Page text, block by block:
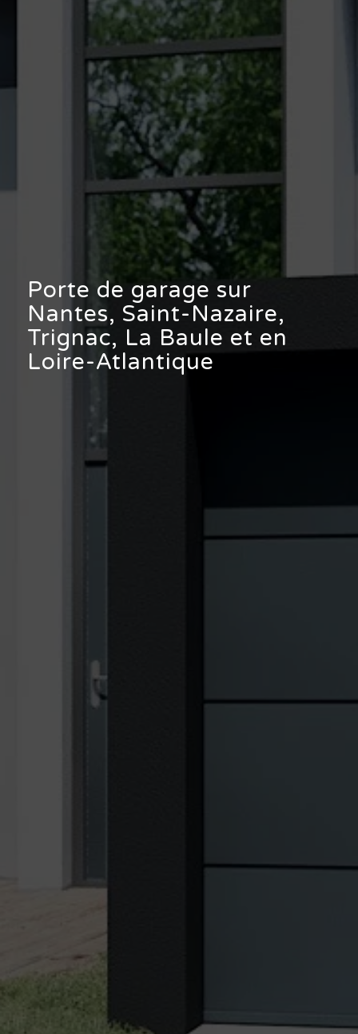
Porte de garage sur
Nantes, Saint-Nazaire,
Trignac, La Baule et en
Loire-Atlantique